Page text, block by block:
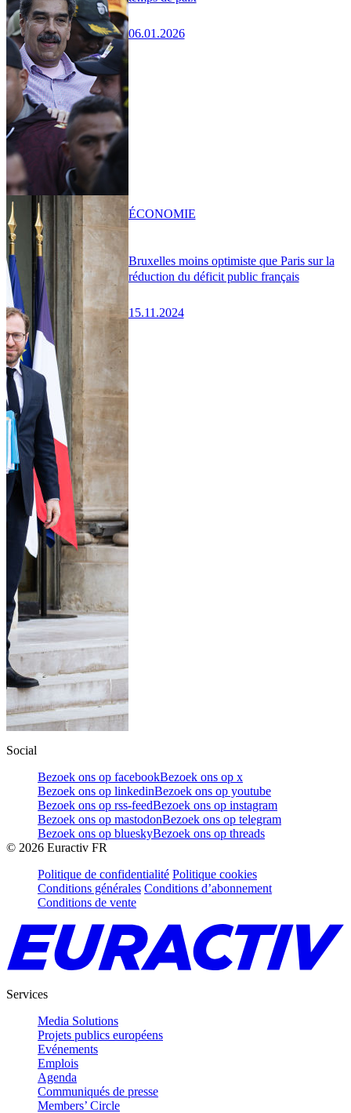
06.01.2026
Bruxelles moins optimiste que Paris sur la
réduction du déficit public français
15.11.2024
ÉCONOMIE
Social
Bezoek ons op facebookBezoek ons op x
Bezoek ons op linkedinBezoek ons op youtube
Bezoek ons op rss-feedBezoek ons op instagram
Bezoek ons op mastodonBezoek ons op telegram
Bezoek ons op blueskyBezoek ons op threads
© 2026 Euractiv FR
Politique de confidentialité Politique cookies
Conditions générales Conditions d’abonnement
Conditions de vente
Services
Media Solutions
Projets publics européens
Evénements
Emplois
Agenda
Communiqués de presse
Members’ Circle